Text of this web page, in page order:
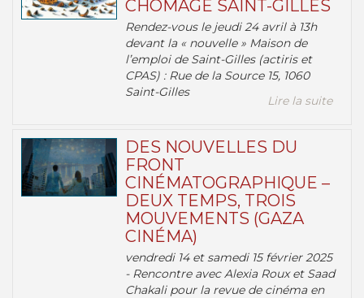
CHÔMAGE SAINT-GILLES
Rendez-vous le jeudi 24 avril à 13h
devant la « nouvelle » Maison de
l’emploi de Saint-Gilles (actiris et
CPAS) : Rue de la Source 15, 1060
Saint-Gilles
Lire la suite
DES NOUVELLES DU
FRONT
CINÉMATOGRAPHIQUE –
DEUX TEMPS, TROIS
MOUVEMENTS (GAZA
CINÉMA)
vendredi 14 et samedi 15 février 2025
- Rencontre avec Alexia Roux et Saad
Chakali pour la revue de cinéma en